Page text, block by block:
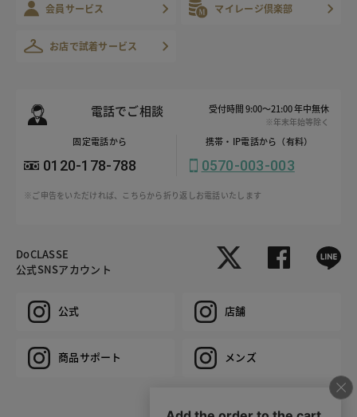
会員サービス マイレージ倶楽部
お店で試着サービス
電話でご相談 受付時間 9:00～21:00 年中無休
※年末年始等除く
固定電話から
0120-178-788
携帯・IP電話から（有料）
0570-003-003
※ご申告をいただければ、こちらから折り返しお電話いたします
DoCLASSE
公式SNSアカウント
公式 店舗
商品サポート メンズ